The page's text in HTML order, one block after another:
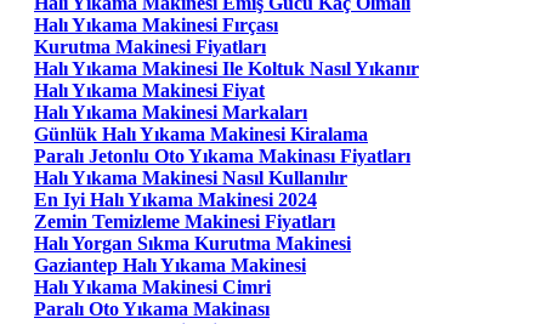
Halı Yıkama Makinesi Fırçası
Kurutma Makinesi Fiyatları
Halı Yıkama Makinesi Ile Koltuk Nasıl Yıkanır
Halı Yıkama Makinesi Fiyat
Halı Yıkama Makinesi Markaları
Günlük Halı Yıkama Makinesi Kiralama
Paralı Jetonlu Oto Yıkama Makinası Fiyatları
Halı Yıkama Makinesi Nasıl Kullanılır
En Iyi Halı Yıkama Makinesi 2024
Zemin Temizleme Makinesi Fiyatları
Halı Yorgan Sıkma Kurutma Makinesi
Gaziantep Halı Yıkama Makinesi
Halı Yıkama Makinesi Cimri
Paralı Oto Yıkama Makinası